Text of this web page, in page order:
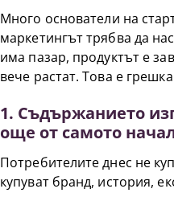
Много основатели на
маркетингът трябва да
има пазар, продуктът е
вече растат. Това е
1. Съдържанието
още от самото
Потребителите днес не
купуват бранд, история,